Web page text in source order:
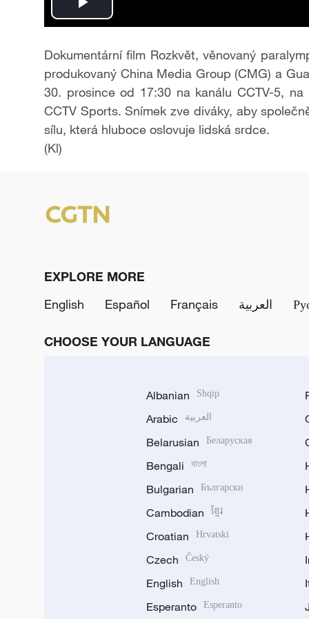
P
l
a
y
d
o
Dokumentární film Rozkvět, věnovaný
produkovaný China Media Group (CMG) a
30. prosince od 17:30 na kanálu CCTV-5,
CCTV Sports. Snímek zve diváky, aby
sílu, která hluboce oslovuje lidská srdce.
(Kl)
EXPLORE MORE
English
Español Français العربية
CHOOSE YOUR LANGUAGE
Albanian Shqip
Arabic العربية
Belarusian Беларуская
Bengali বাংলা
Bulgarian Български
Cambodian ខ្មែរ
Croatian Hrvatski
Czech Český
English English
Esperanto Esperanto